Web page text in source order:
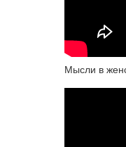
Мысли в